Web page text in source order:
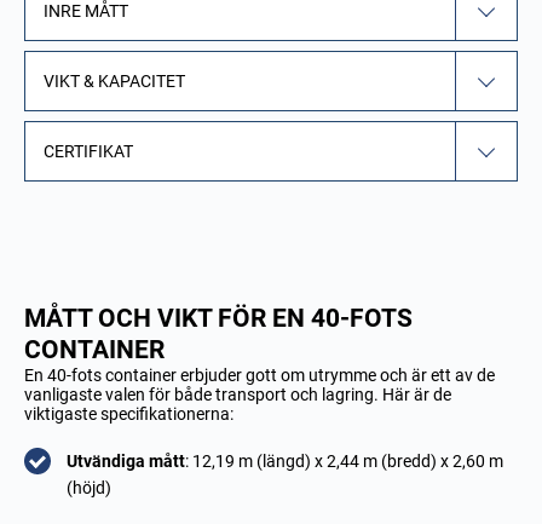
INRE MÅTT
VIKT & KAPACITET
CERTIFIKAT
MÅTT OCH VIKT FÖR EN 40-FOTS
CONTAINER
En 40-fots container erbjuder gott om utrymme och är ett av de
vanligaste valen för både transport och lagring. Här är de
viktigaste specifikationerna:
Utvändiga mått: 12,19 m (längd) x 2,44 m (bredd) x 2,60 m
(höjd)